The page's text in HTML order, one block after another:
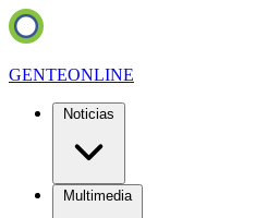
GENTEONLINE
Noticias
Multimedia